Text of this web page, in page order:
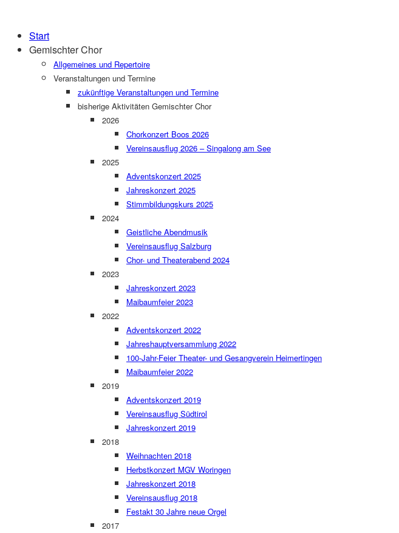
content
Menu Start
Gemischter Chor
Allgemeines und Repertoire
Veranstaltungen und Termine
zukünftige Veranstaltungen und Termine
bisherige Aktivitäten Gemischter Chor
2026
Chorkonzert Boos 2026
Vereinsausflug 2026 – Singalong am See
2025
Adventskonzert 2025
Jahreskonzert 2025
Stimmbildungskurs 2025
2024
Geistliche Abendmusik
Vereinsausflug Salzburg
Chor- und Theaterabend 2024
2023
Jahreskonzert 2023
Maibaumfeier 2023
2022
Adventskonzert 2022
Jahreshauptversammlung 2022
100-Jahr-Feier Theater- und Gesangverein Heimertingen
Maibaumfeier 2022
2019
Adventskonzert 2019
Vereinsausflug Südtirol
Jahreskonzert 2019
2018
Weihnachten 2018
Herbstkonzert MGV Woringen
Jahreskonzert 2018
Vereinsausflug 2018
Festakt 30 Jahre neue Orgel
2017